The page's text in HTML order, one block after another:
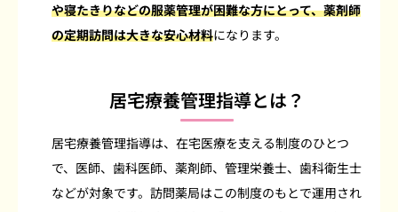
や寝たきりなどの服薬管理が困難な方にとって、薬剤師
の定期訪問は大きな安心材料になります。
居宅療養管理指導とは？
居宅療養管理指導は、在宅医療を支える制度のひとつ
で、医師、歯科医師、薬剤師、管理栄養士、歯科衛生士
などが対象です。訪問薬局はこの制度のもとで運用され